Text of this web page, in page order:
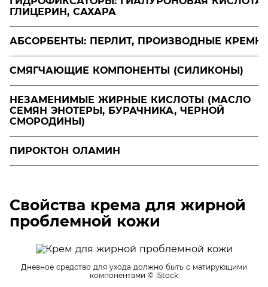
ГЛИЦЕРИН, САХАРА
АБСОРБЕНТЫ: ПЕРЛИТ, ПРОИЗВОДНЫЕ
СМЯГЧАЮЩИЕ КОМПОНЕНТЫ (СИЛИКОНЫ)
НЕЗАМЕНИМЫЕ ЖИРНЫЕ КИСЛОТЫ (МАСЛО
СЕМЯН ЭНОТЕРЫ, БУРАЧНИКА, ЧЕРНОЙ
СМОРОДИНЫ)
ПИРОКТОН ОЛАМИН
Свойства крема для жирной
проблемной кожи
Дневное средство для ухода должно быть с матирующими
компонентами © iStock